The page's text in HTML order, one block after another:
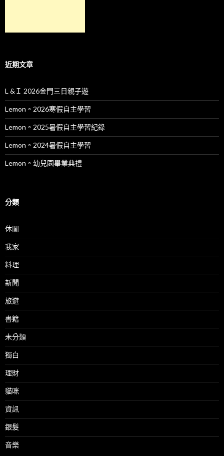
近期文章
L &Ｉ 2026金門三日親子遊
Lemon。2026寒假自主學習
Lemon。2025暑假自主學習紀錄
Lemon。2024暑假自主學習
Lemon。幼兒園畢業典禮
分類
休閒
我家
料理
新聞
旅遊
書籍
未分類
獨白
理財
貓咪
資訊
銀髮
音樂